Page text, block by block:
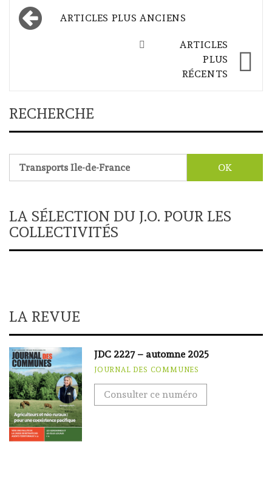
Navigation
des
ARTICLES PLUS ANCIENS
ARTICLES
PLUS
RÉCENTS
RECHERCHE
LA SÉLECTION DU J.O. POUR LES
COLLECTIVITÉS
LA REVUE
JDC 2227 – automne 2025
JOURNAL DES COMMUNES
Consulter ce numéro